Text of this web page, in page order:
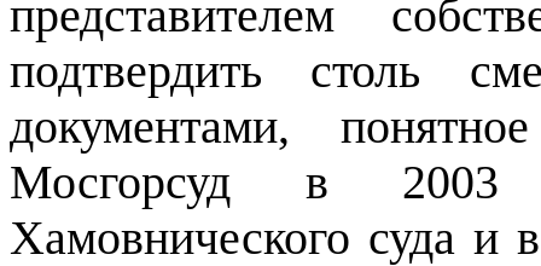
представителем
подтвердить столь
документами,
Мосгорсуд в 2003
Хамовнического суда и